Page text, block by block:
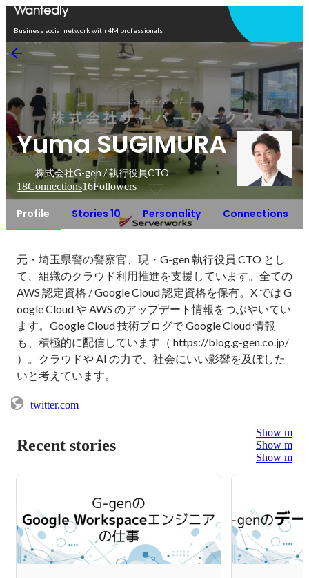
Business social network with 4M professionals
Yuma SUGIMURA
株式会社G-gen / 執行役員CTO
18Connections16Followers
Profile Stories 10 Personality Connections
元・埼玉県警の警察官、現・G-gen 執行役員 CTO とし
て、組織のクラウド利用推進を支援しています。全ての
AWS 認定資格 / Google Cloud 認定資格を保有。X では G
oogle Cloud や AWS のアップデート情報をつぶやいてい
ます。Google Cloud 技術ブログで Google Cloud 情報
も、積極的に配信しています（ https://blog.g-gen.co.jp/
）。クラウドや AI の力で、社会にいい影響を及ぼした
いと考えています。
twitter.com
Recent stories
Show more
Show more
Show more